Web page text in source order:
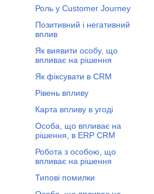
Роль у Customer Journey
Позитивний і негативний
вплив
Як виявити особу, що
впливає на рішення
Як фіксувати в CRM
Рівень впливу
Карта впливу в угоді
Особа, що впливає на
рішення, в ERP CRM
Робота з особою, що
впливає на рішення
Типові помилки